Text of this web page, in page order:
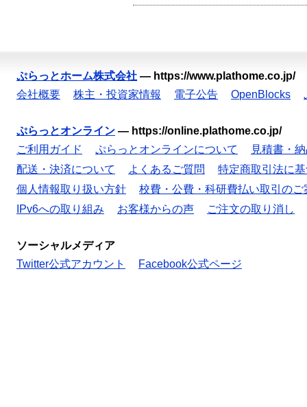
ぷらっとホーム株式会社 — https://www.plathome.co.jp/
会社概要
株主・投資家情報 電子公告 OpenBlocks
ぷらっとオンライン — https://online.plathome.co.jp/
ご利用ガイド
ぷらっとオンラインについて
見積書・
配送・決済について
よくあるご質問
特定商取引法に
個人情報取り扱い方針
校費・公費・科研費払い取引のご
IPv6への取り組み
お客様からの声 ご注文の取り消し
ソーシャルメディア
Twitter公式アカウント
Facebook公式ページ